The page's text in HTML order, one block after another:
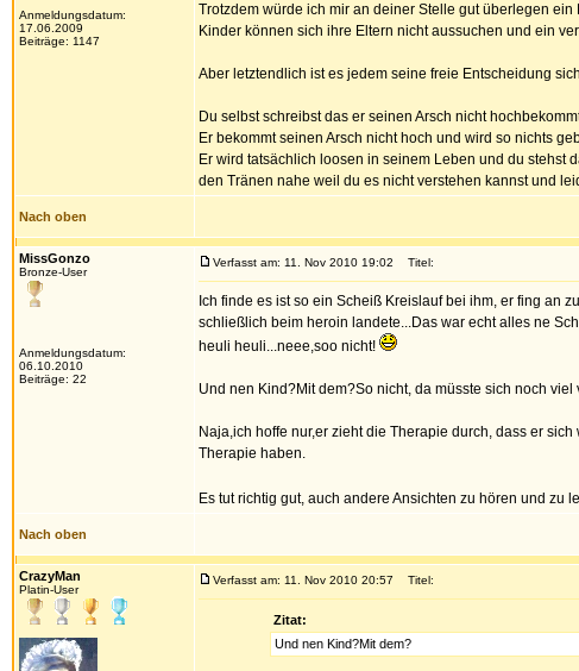
Anmeldungsdatum:
17.06.2009
Beiträge: 1147
Trotzdem würde ich mir an deiner Stelle gut überlegen ein
Kinder können sich ihre Eltern nicht aussuchen und ein
Aber letztendlich ist es jedem seine freie Entscheidung
Du selbst schreibst das er seinen Arsch nicht
Er bekommt seinen Arsch nicht hoch und wird so nichts
Er wird tatsächlich loosen in seinem Leben und du stehst
den Tränen nahe weil du es nicht verstehen kannst und
Nach oben
MissGonzo
Bronze-User
Anmeldungsdatum:
06.10.2010
Beiträge: 22
Verfasst am: 11. Nov 2010 19:02 Titel:
Ich finde es ist so ein Scheiß Kreislauf bei ihm, er fing an
schließlich beim heroin landete...Das war echt alles ne
heuli heuli...neee,soo nicht!
Und nen Kind?Mit dem?So nicht, da müsste sich noch
Naja,ich hoffe nur,er zieht die Therapie durch, dass er
Therapie haben.
Es tut richtig gut, auch andere Ansichten zu hören und
Nach oben
CrazyMan
Platin-User
Verfasst am: 11. Nov 2010 20:57 Titel:
Zitat:
Und nen Kind?Mit dem?